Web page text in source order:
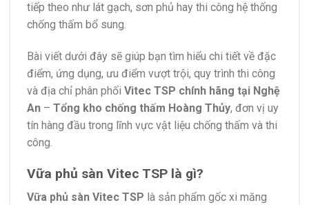
tiếp theo như lát gạch, sơn phủ hay thi công hệ thống
chống thấm bổ sung.
Bài viết dưới đây sẽ giúp bạn tìm hiểu chi tiết về đặc
điểm, ứng dụng, ưu điểm vượt trội, quy trình thi công
và địa chỉ phân phối Vitec TSP chính hãng tại Nghệ
An – Tổng kho chống thấm Hoàng Thủy, đơn vị uy
tín hàng đầu trong lĩnh vực vật liệu chống thấm và thi
công.
Vữa phủ sàn Vitec TSP là gì?
Vữa phủ sàn Vitec TSP là sản phẩm gốc xi măng